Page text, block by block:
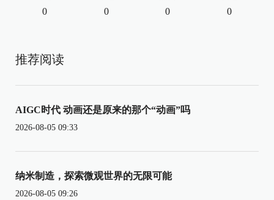
0 0 0 0
推荐阅读
AIGC时代 动画还是原来的那个“动画”吗
2026-08-05 09:33
纳米制造，探索微观世界的无限可能
2026-08-05 09:26